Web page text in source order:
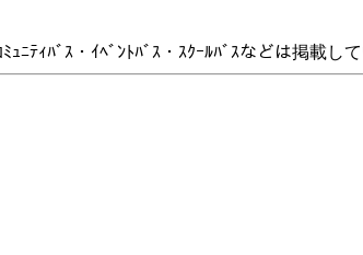
ｭﾆﾃｨﾊﾞｽ・ｲﾍﾞﾝﾄﾊﾞｽ・ｽｸｰﾙﾊﾞｽなどは掲載し